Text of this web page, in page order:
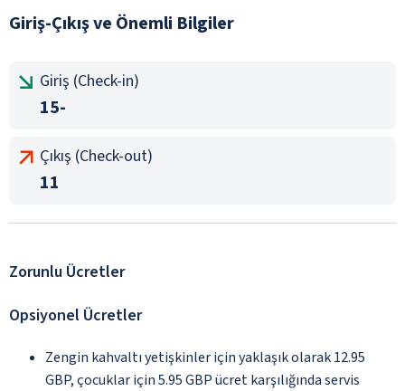
Giriş-Çıkış ve Önemli Bilgiler
Giriş (Check-in)
15-
Çıkış (Check-out)
11
Zorunlu Ücretler
Opsiyonel Ücretler
Zengin kahvaltı yetişkinler için yaklaşık olarak 12.95
GBP, çocuklar için 5.95 GBP ücret karşılığında servis